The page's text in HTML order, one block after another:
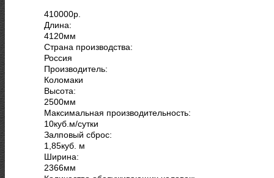
410000р.
Длина:
4120мм
Страна производства:
Россия
Производитель:
Коломаки
Высота:
2500мм
Максимальная производительность:
10куб.м/сутки
Залповый сброс:
1,85куб. м
Ширина:
2366мм